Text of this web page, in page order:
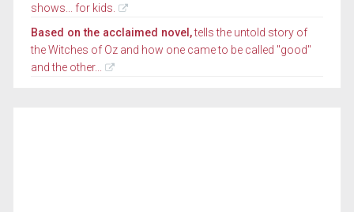
shows... for kids.
Based on the acclaimed novel,tells the untold story of
the Witches of Oz and how one came to be called "good"
and the other...